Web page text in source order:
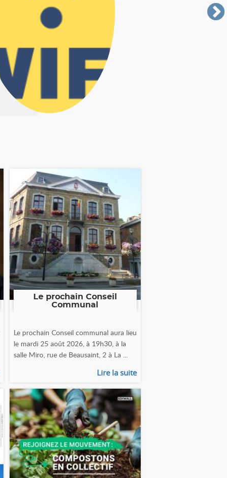
Le prochain Conseil
Communal
Le prochain Conseil communal aura lieu
le mardi 25 août 2026, à 19h30, à la
salle Miro, rue de Beausaint, 2 à La ...
Lire la suite